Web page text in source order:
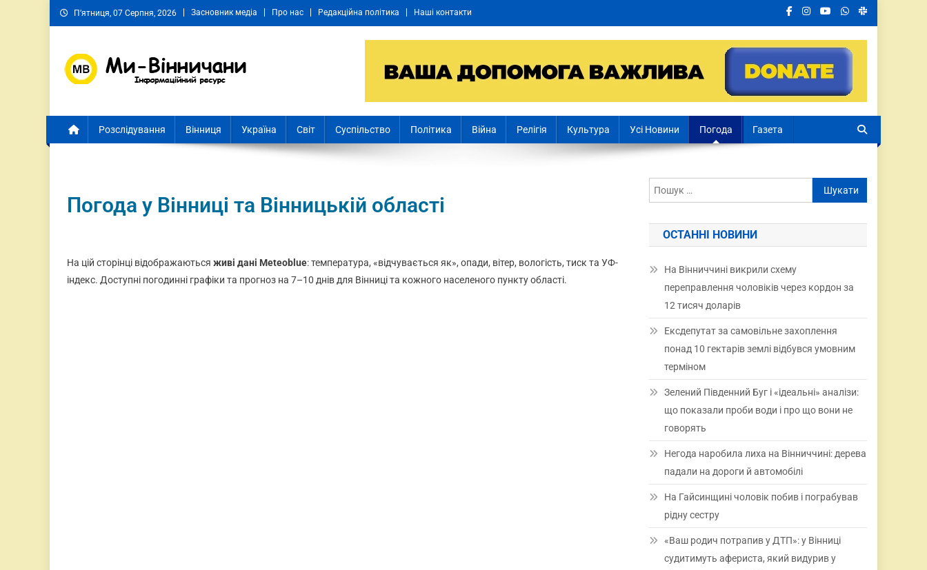
П’ятниця, 07 Серпня, 2026 Засновник медіа Про нас Редакційна політика Наші контакти
Розслідування Вінниця Україна Світ Суспільство Політика Війна Релігія Культура Усі Новини Погода Газета
Погода у Вінниці та Вінницькій області
На цій сторінці відображаються живі дані Meteoblue: температура, «відчувається як», опади, вітер, вологість, тиск та УФ-
індекс. Доступні погодинні графіки та прогноз на 7–10 днів для Вінниці та кожного населеного пункту області.
ОСТАННІ НОВИНИ
На Вінниччині викрили схему
переправлення чоловіків через кордон за
12 тисяч доларів
Ексдепутат за самовільне захоплення
понад 10 гектарів землі відбувся умовним
терміном
Зелений Південний Буг і «ідеальні» аналізи:
що показали проби води і про що вони не
говорять
Негода наробила лиха на Вінниччині: дерева
падали на дороги й автомобілі
На Гайсинщині чоловік побив і пограбував
рідну сестру
«Ваш родич потрапив у ДТП»: у Вінниці
судитимуть афериста, який видурив у